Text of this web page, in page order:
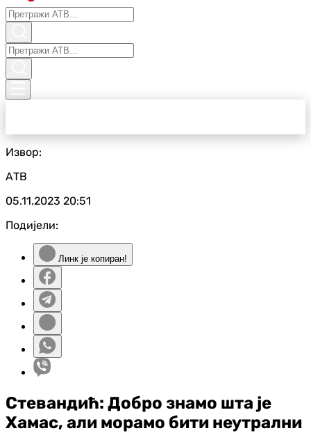
Извор:
АТВ
05.11.2023 20:51
Подијели:
Линк је копиран!
Стевандић: Добро знамо шта је
Хамас, али морамо бити неутрални